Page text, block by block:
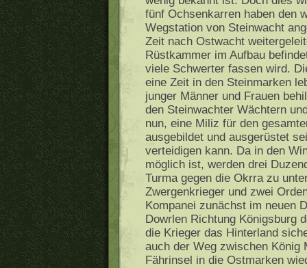
fünf Ochsenkarren haben den
Wegstation von Steinwacht
Zeit nach Ostwacht
Rüstkammer im Aufbau
viele Schwerter fassen wird.
eine Zeit in den Steinmarken
junger Männer und Frauen
den Steinwachter Wächtern
nun, eine Miliz für den
ausgebildet und ausgerüstet
verteidigen kann. Da in den
möglich ist, werden drei
Turma gegen die Okrra zu
Zwergenkrieger und zwei
Kompanei zunächst im neuen
Dowrlen Richtung Königsburg
die Krieger das Hinterland
auch der Weg zwischen König
Fährinsel in die Ostmarken